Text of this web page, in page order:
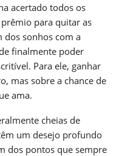
acertado todos os
para quitar as
dos sonhos com a
finalmente poder
Para ele, ganhar
mas sobre a chance de
ama.
cheias de
um desejo profundo
dos pontos que sempre